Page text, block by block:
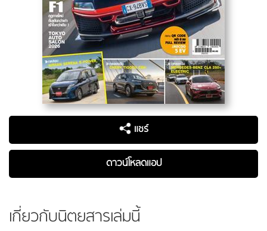
แชร์
ดาวน์โหลดแอป
เกี่ยวกับนิตยสารเล่มนี้